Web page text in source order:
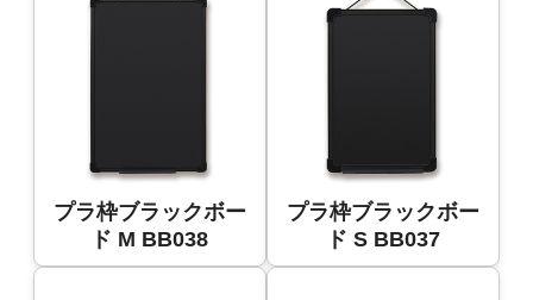
プラ枠ブラックボー
ド M BB038
プラ枠ブラックボー
ド S BB037